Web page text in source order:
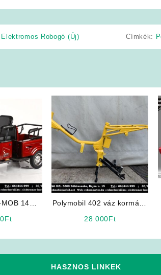
Elektromos Robogó (Új) Címkék:
14
Ft
Polymobil 402 váz kormány
28 000Ft
HASZNOS LINKEK